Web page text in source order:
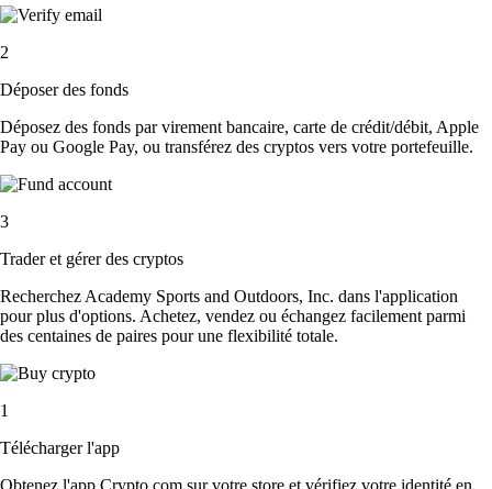
2
Déposer des fonds
Déposez des fonds par virement bancaire, carte de crédit/débit, Apple
Pay ou Google Pay, ou transférez des cryptos vers votre portefeuille.
3
Trader et gérer des cryptos
Recherchez Academy Sports and Outdoors, Inc. dans l'application
pour plus d'options. Achetez, vendez ou échangez facilement parmi
des centaines de paires pour une flexibilité totale.
1
Télécharger l'app
Obtenez l'app Crypto.com sur votre store et vérifiez votre identité en